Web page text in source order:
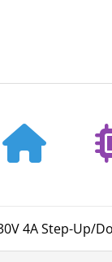
4A Step-Up/